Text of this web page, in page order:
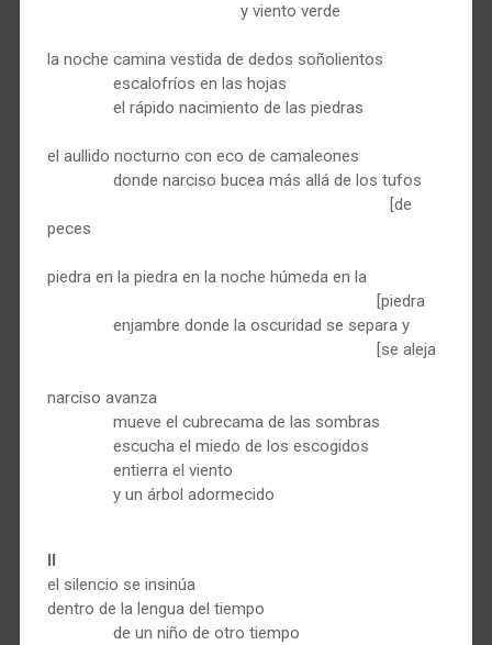
y viento verde
la noche camina vestida de dedos soñolientos
escalofríos en las hojas
el rápido nacimiento de las piedras
el aullido nocturno con eco de camaleones
donde narciso bucea más allá de los tufos
[de
peces
piedra en la piedra en la noche húmeda en la
[piedra
enjambre donde la oscuridad se separa y
[se aleja
narciso avanza
mueve el cubrecama de las sombras
escucha el miedo de los escogidos
entierra el viento
y un árbol adormecido
II
el silencio se insinúa
dentro de la lengua del tiempo
de un niño de otro tiempo